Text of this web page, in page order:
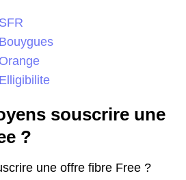
souscrire une
?
une offre fibre Free ?